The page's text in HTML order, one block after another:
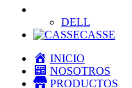
DELL
CASSE
INICIO
NOSOTROS
PRODUCTOS